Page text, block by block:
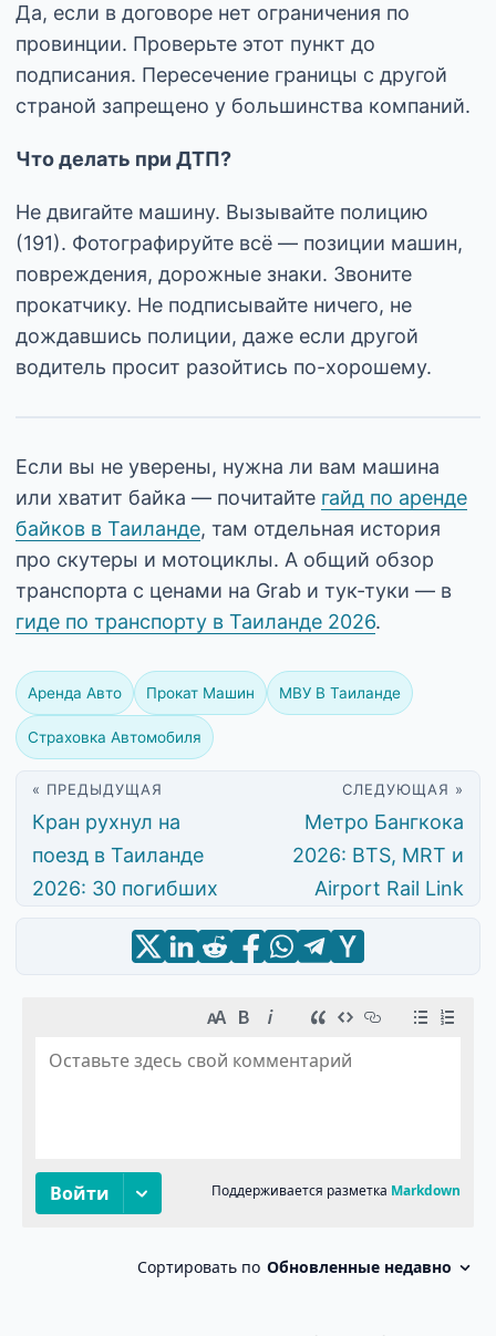
Да, если в договоре нет ограничения по
провинции. Проверьте этот пункт до
подписания. Пересечение границы с другой
страной запрещено у большинства компаний.
Что делать при ДТП?
Не двигайте машину. Вызывайте полицию
(191). Фотографируйте всё — позиции машин,
повреждения, дорожные знаки. Звоните
прокатчику. Не подписывайте ничего, не
дождавшись полиции, даже если другой
водитель просит разойтись по-хорошему.
Если вы не уверены, нужна ли вам машина
или хватит байка — почитайте гайд по аренде
байков в Таиланде, там отдельная история
про скутеры и мотоциклы. А общий обзор
транспорта с ценами на Grab и тук-туки — в
гиде по транспорту в Таиланде 2026.
Аренда Авто Прокат Машин МВУ В Таиланде
Страховка Автомобиля
« ПРЕДЫДУЩАЯ
Кран рухнул на
поезд в Таиланде
2026: 30 погибших
СЛЕДУЮЩАЯ »
Метро Бангкока
2026: BTS, MRT и
Airport Rail Link